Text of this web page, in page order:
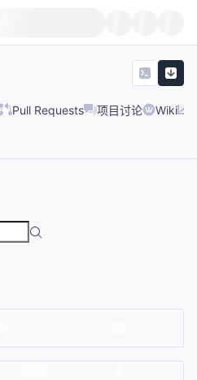
Pull Requests 项目讨论 Wiki